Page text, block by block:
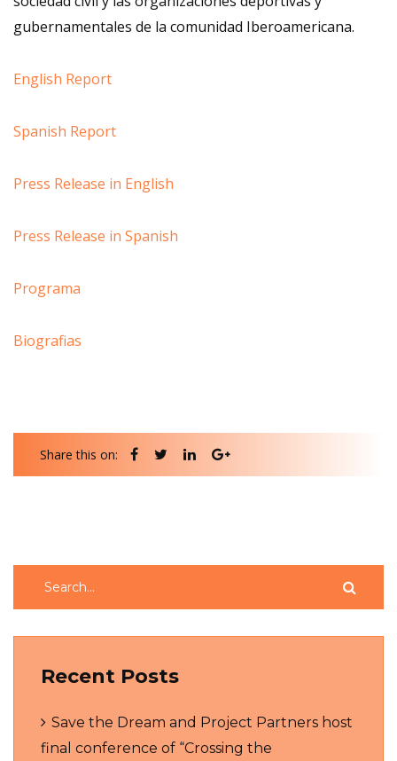
gubernamentales de la comunidad Iberoamericana.
English Report
Spanish Report
Press Release in English
Press Release in Spanish
Programa
Biografias
Share this on:
Recent Posts
Save the Dream and Project Partners host
final conference of “Crossing the